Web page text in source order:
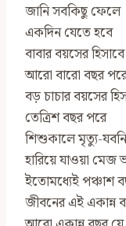
জানি সবকিছু ফেলে
একদিন যেতে হবে
বাবার বয়সের হিসাবে
আরো বারো বছর
বড় চাচার বয়সের
তেত্রিশ বছর পরে
শিশুকালে মৃত্যু-
হারিয়ে যাওয়া মেজ
ইতোমধ্যেই পঞ্চাশ
জীবনের এই একান্ন